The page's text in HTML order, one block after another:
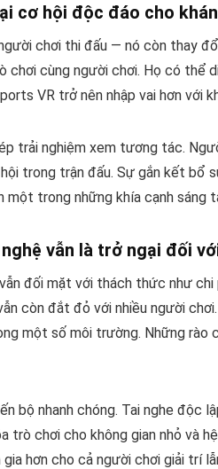
cơ hội độc đáo cho
chơi thi đấu — nó còn thay
chơi cùng người chơi. Họ có thể
VR trở nên nhập vai hơn với
trải nghiệm xem tương tác.
trong trận đấu. Sự gắn kết bổ
trong những khía cạnh sáng
vẫn là trở ngại đối
đối mặt với thách thức như
còn đắt đỏ với nhiều người
một số môi trường. Những rào
bộ nhanh chóng. Tai nghe độc
trò chơi cho không gian nhỏ và
hơn cho cả người chơi giải trí